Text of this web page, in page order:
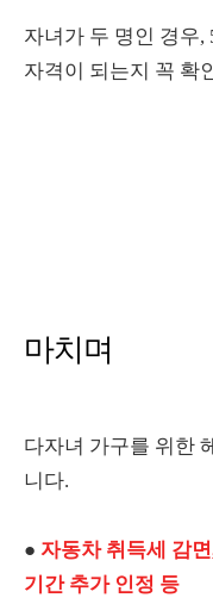
자녀가 두 명인 경우,
자격이 되는지 꼭 확
마치며
다자녀 가구를 위한
니다.
● 자동차 취득세 감
기간 추가 인정 등